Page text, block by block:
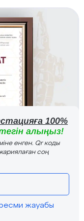
100%
алыңыз!
енген. Qr коды
соң
ресми жауабы